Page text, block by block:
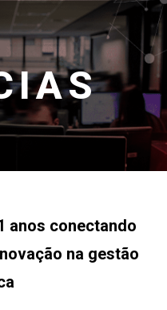
anos conectando
na gestão